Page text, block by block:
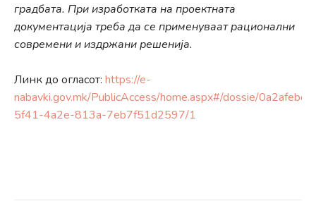
градбата. При изработката на проектната
документација треба да се применуваат рационални
современи и издржани решенија.
Линк до огласот: https://e-
nabavki.gov.mk/PublicAccess/home.aspx#/dossie/0a2afebe-
5f41-4a2e-813a-7eb7f51d2597/1